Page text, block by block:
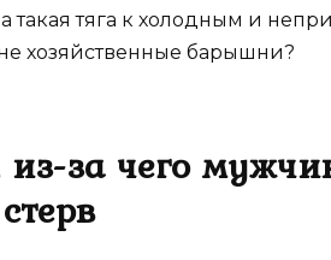
такая тяга к холодным и
хозяйственные барышни?
за чего